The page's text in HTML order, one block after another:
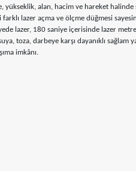
yükseklik, alan, hacim ve hareket
lazer açma ve ölçme düğmesi
lazer, 180 saniye içerisinde lazer
toza, darbeye karşı dayanıklı sağlam
imkânı.